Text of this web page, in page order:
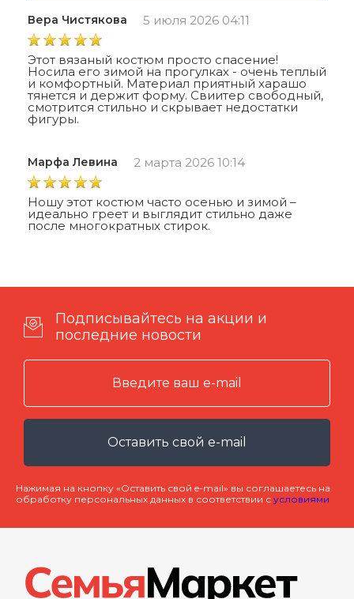
Вера Чистякова 5 июля 2026 04:11
Этот вязаный костюм просто спасение!
Носила его зимой на прогулках - очень теплый
и комфортный. Материал приятный харашо
тянется и держит форму. Свиитер свободный,
смотрится стильно и скрывает недостатки
фигуры.
Марфа Левина 2 марта 2026 10:14
Ношу этот костюм часто осенью и зимой –
идеально греет и выглядит стильно даже
после многократных стирок.
Подписывайтесь на акции и
последние новости
Оставить свой e-mail
Нажимая на кнопку «Оставить свой e-mail» вы соглашаетесь на
обработку персональных данных в соответствии с условиями